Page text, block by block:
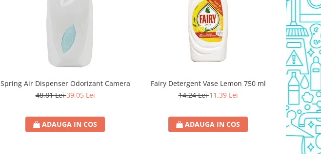
Spring Air Dispenser Odorizant Camera
48,81 Lei39,05 Lei
ADAUGA IN COS
Fairy Detergent Vase Lemon 750 ml
14,24 Lei11,39 Lei
ADAUGA IN COS
-20%
Triumf